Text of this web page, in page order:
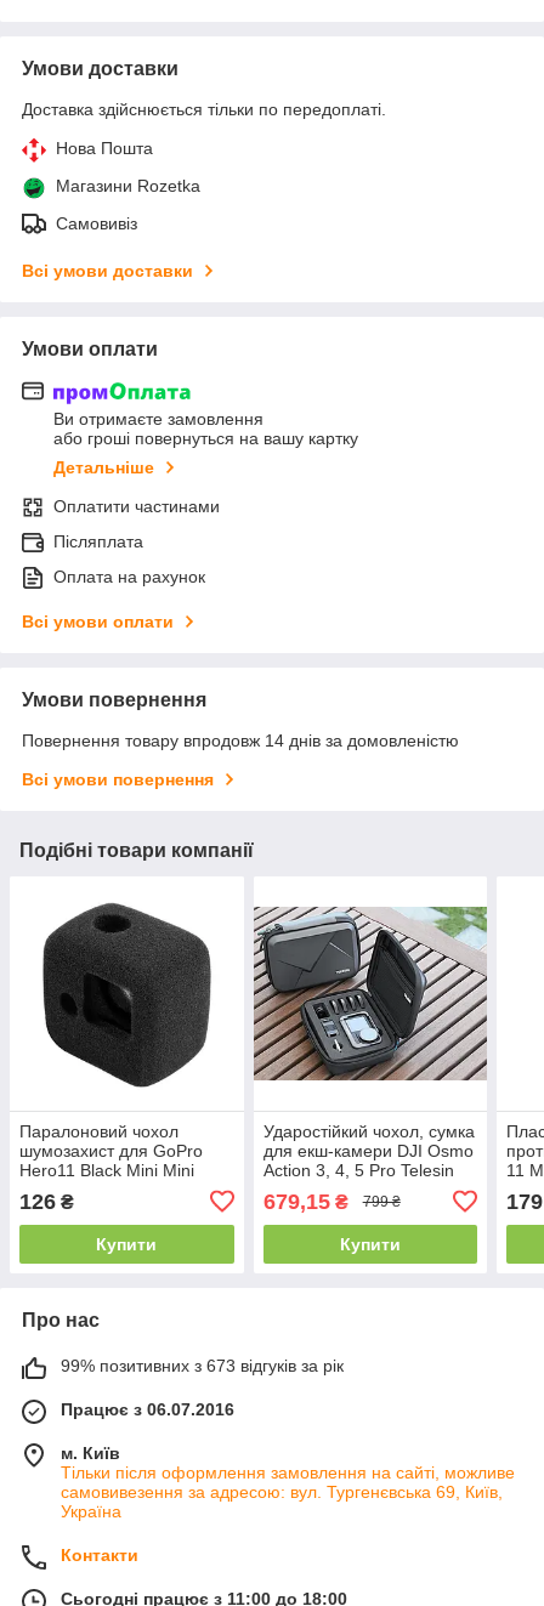
Умови доставки
Доставка здійснюється тільки по передоплаті.
Нова Пошта
Магазини Rozetka
Самовивіз
Всі умови доставки
Умови оплати
Ви отримаєте замовлення
або гроші повернуться на вашу картку
Детальніше
Оплатити частинами
Післяплата
Оплата на рахунок
Всі умови оплати
Умови повернення
Повернення товару впродовж 14 днів за домовленістю
Всі умови повернення
Подібні товари компанії
Паралоновий чохол
шумозахист для GoPro
Hero11 Black Mini Mini
126 ₴
Купити
Ударостійкий чохол, сумка
для екш-камери DJI Osmo
Action 3, 4, 5 Pro Telesin
679,15₴ 799 ₴
Купити
11
179
Про нас
99% позитивних з 673 відгуків за рік
Працює з 06.07.2016
м. Київ
Тільки після оформлення замовлення на сайті, можливе
самовивезення за адресою: вул. Тургенєвська 69, Київ,
Україна
Контакти
Сьогодні працює з 11:00 до 18:00